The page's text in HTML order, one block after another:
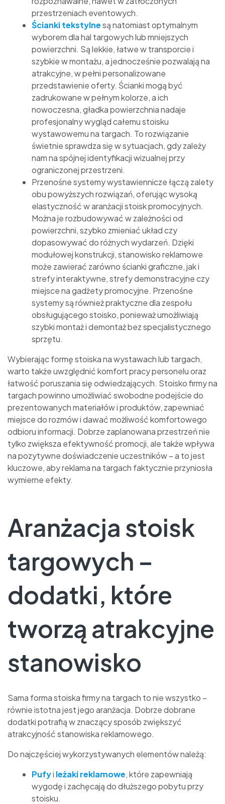
przestrzeniach eventowych.
Ścianki tekstylnesą natomiast optymalnym
wyborem dla hal targowych lub mniejszych
powierzchni. Są lekkie, łatwe w transporcie i
szybkie w montażu, a jednocześnie pozwalają na
atrakcyjne, w pełni personalizowane
przedstawienie oferty. Ścianki mogą być
zadrukowane w pełnym kolorze, a ich
nowoczesna, gładka powierzchnia nadaje
profesjonalny wygląd całemu stoisku
wystawowemu na targach. To rozwiązanie
świetnie sprawdza się w sytuacjach, gdy zależy
nam na spójnej identyfikacji wizualnej przy
ograniczonej przestrzeni.
Przenośne systemy wystawiennicze łączą zalety
obu powyższych rozwiązań, oferując wysoką
elastyczność w aranżacji stoisk promocyjnych.
Można je rozbudowywać w zależności od
powierzchni, szybko zmieniać układ czy
dopasowywać do różnych wydarzeń. Dzięki
modułowej konstrukcji, stanowisko reklamowe
może zawierać zarówno ścianki graficzne, jak i
strefy interaktywne, strefy demonstracyjne czy
miejsce na gadżety promocyjne. Przenośne
systemy są również praktyczne dla zespołu
obsługującego stoisko, ponieważ umożliwiają
szybki montaż i demontaż bez specjalistycznego
sprzętu.
Wybierając formę stoiska na wystawach lub targach,
warto także uwzględnić komfort pracy personelu oraz
łatwość poruszania się odwiedzających. Stoisko firmy na
targach powinno umożliwiać swobodne podejście do
prezentowanych materiałów i produktów, zapewniać
miejsce do rozmów i dawać możliwość komfortowego
odbioru informacji. Dobrze zaplanowana przestrzeń nie
tylko zwiększa efektywność promocji, ale także wpływa
na pozytywne doświadczenie uczestników – a to jest
kluczowe, aby reklama na targach faktycznie przyniosła
wymierne efekty.
Aranżacja stoisk
targowych –
dodatki, które
tworzą atrakcyjne
stanowisko
Sama forma stoiska firmy na targach to nie wszystko –
równie istotna jest jego aranżacja. Dobrze dobrane
dodatki potrafią w znaczący sposób zwiększyć
atrakcyjność stanowiska reklamowego.
Do najczęściej wykorzystywanych elementów należą:
Pufyi leżaki reklamowe, które zapewniają
wygodę i zachęcają do dłuższego pobytu przy
stoisku.